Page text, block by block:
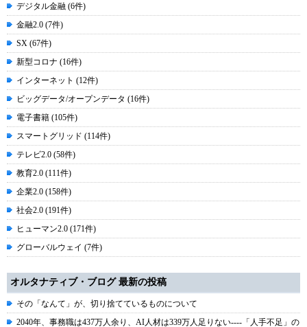
デジタル金融 (6件)
金融2.0 (7件)
SX (67件)
新型コロナ (16件)
インターネット (12件)
ビッグデータ/オープンデータ (16件)
電子書籍 (105件)
スマートグリッド (114件)
テレビ2.0 (58件)
教育2.0 (111件)
企業2.0 (158件)
社会2.0 (191件)
ヒューマン2.0 (171件)
グローバルウェイ (7件)
オルタナティブ・ブログ 最新の投稿
その「なんて」が、切り捨てているものについて
2040年、事務職は437万人余り、AI人材は339万人足りない----「人手不足」の